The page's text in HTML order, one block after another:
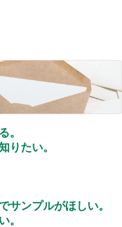
。
りたい。
サンプルがほしい。
。